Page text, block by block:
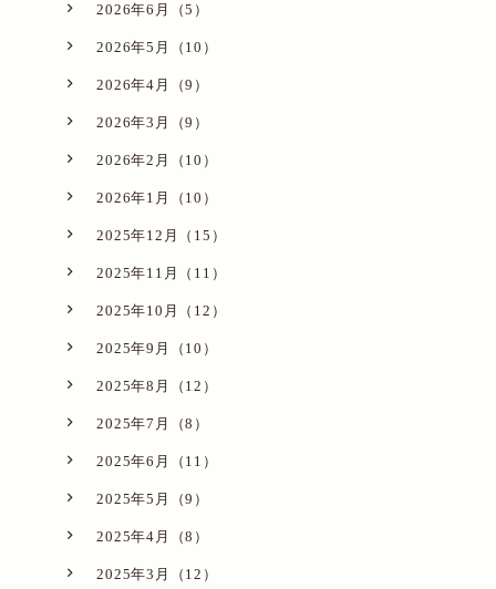
2026年6月（5）
2026年5月（10）
2026年4月（9）
2026年3月（9）
2026年2月（10）
2026年1月（10）
2025年12月（15）
2025年11月（11）
2025年10月（12）
2025年9月（10）
2025年8月（12）
2025年7月（8）
2025年6月（11）
2025年5月（9）
2025年4月（8）
2025年3月（12）